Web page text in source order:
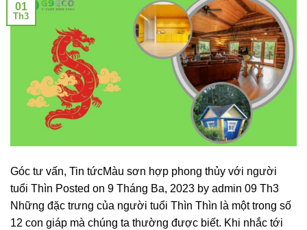
01
Th3
Góc tư vấn, Tin tứcMàu sơn hợp phong thủy với người
tuổi Thìn Posted on 9 Tháng Ba, 2023 by admin 09 Th3
Những đặc trưng của người tuổi Thìn Thìn là một trong số
12 con giáp mà chúng ta thường được biết. Khi nhắc tới